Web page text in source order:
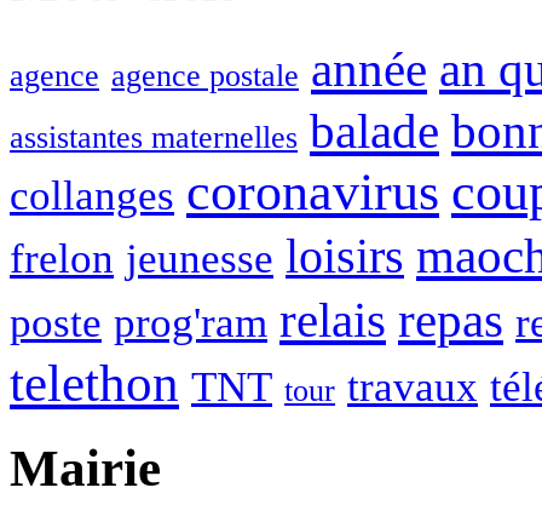
agence agence postale année an
assistantes maternelles balade
collanges coronavirus
frelon jeunesse loisirs
poste prog'ram relais repas
telethon TNT tour travaux
Mairie